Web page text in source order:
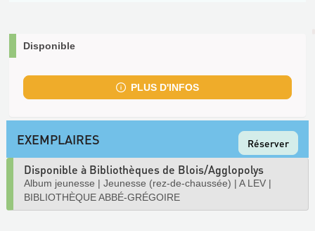
Disponible
PLUS D'INFOS
EXEMPLAIRES Réserver
Disponible à Bibliothèques de Blois/Agglopolys
Album jeunesse | Jeunesse (rez-de-chaussée) | A LEV |
BIBLIOTHÈQUE ABBÉ-GRÉGOIRE